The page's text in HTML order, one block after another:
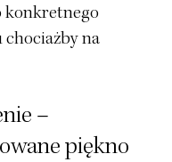
konkretnego
na
–
piękno